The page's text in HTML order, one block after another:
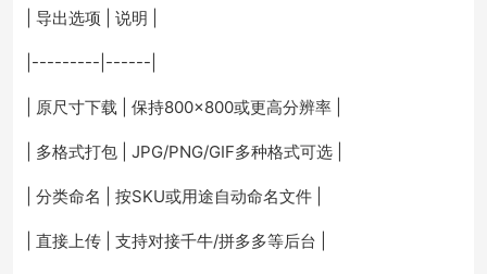
| 导出选项 | 说明 |
|---------|------|
| 原尺寸下载 | 保持800×800或更高分辨率 |
| 多格式打包 | JPG/PNG/GIF多种格式可选 |
| 分类命名 | 按SKU或用途自动命名文件 |
| 直接上传 | 支持对接千牛/拼多多等后台 |